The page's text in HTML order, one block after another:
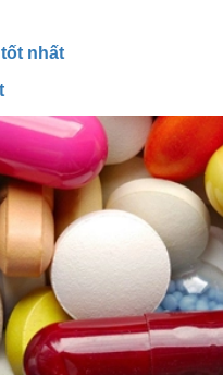
nhất